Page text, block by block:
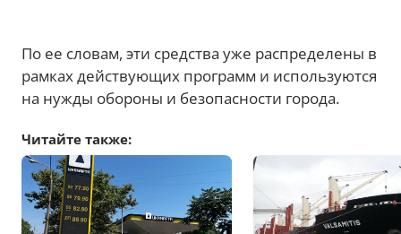
По ее словам, эти средства уже распределены в
рамках действующих программ и используются
на нужды обороны и безопасности города.
Читайте также: